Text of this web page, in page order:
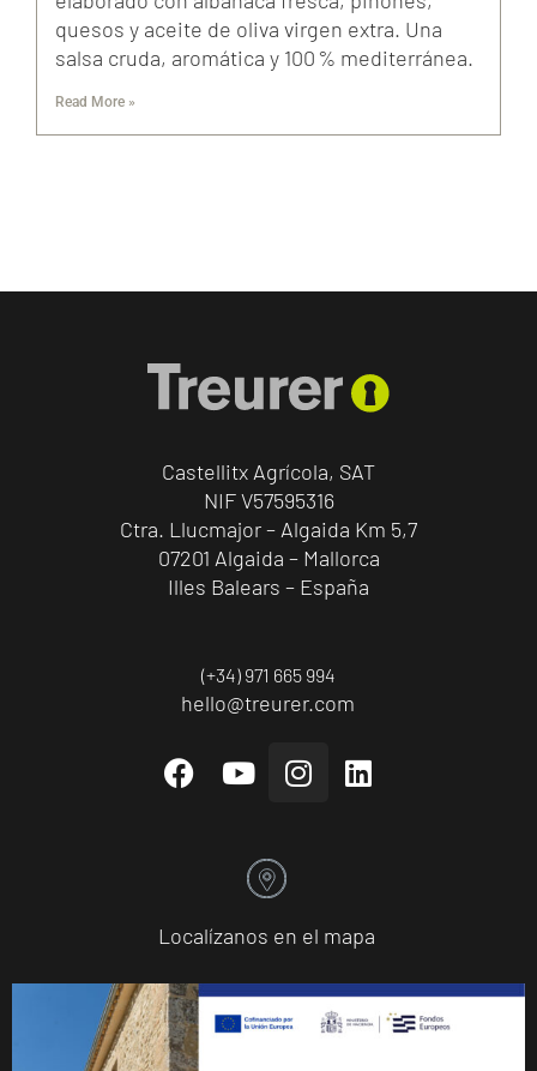
quesos y aceite de oliva virgen extra. Una
salsa cruda, aromática y 100 % mediterránea.
Read More »
Castellitx Agrícola, SAT
NIF V57595316
Ctra. Llucmajor – Algaida Km 5,7
07201 Algaida – Mallorca
Illes Balears – España
(+34) 971 665 994
hello@treurer.com
Localízanos en el mapa